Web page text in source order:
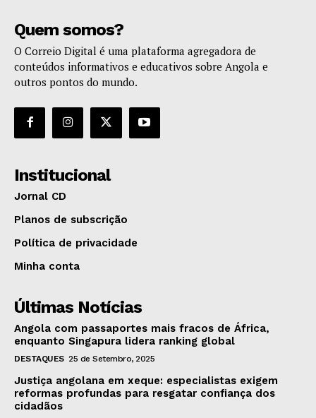
Quem somos?
O Correio Digital é uma plataforma agregadora de
conteúdos informativos e educativos sobre Angola e
outros pontos do mundo.
Institucional
Jornal CD
Planos de subscrição
Política de privacidade
Minha conta
Últimas Notícias
Angola com passaportes mais fracos de África,
enquanto Singapura lidera ranking global
DESTAQUES 25 de Setembro, 2025
Justiça angolana em xeque: especialistas exigem
reformas profundas para resgatar confiança dos
cidadãos